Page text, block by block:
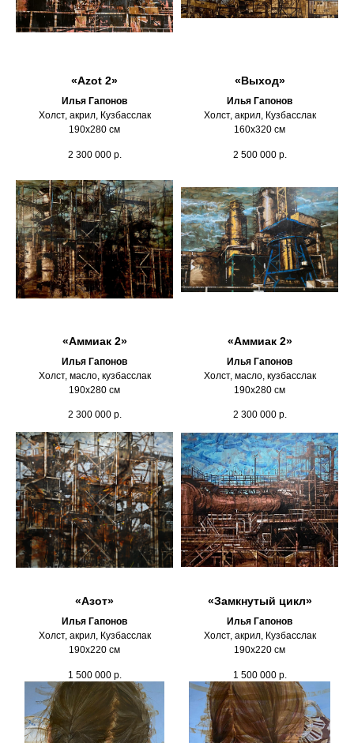
«Azot 2»
Илья Гапонов
Холст, акрил, Кузбасслак
190х280 см
2 300 000 р.
«Выход»
Илья Гапонов
Холст, акрил, Кузбасслак
160х320 см
2 500 000 р.
«Аммиак 2»
Илья Гапонов
Холст, масло, кузбасслак
190х280 см
2 300 000 р.
«Аммиак 2»
Илья Гапонов
Холст, масло, кузбасслак
190х280 см
2 300 000 р.
«Азот»
Илья Гапонов
Холст, акрил, Кузбасслак
190х220 см
1 500 000 р.
«Замкнутый цикл»
Илья Гапонов
Холст, акрил, Кузбасслак
190х220 см
1 500 000 р.